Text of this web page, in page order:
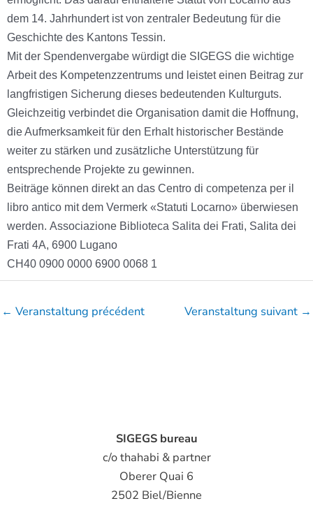
dem 14. Jahrhundert ist von zentraler Bedeutung für die
Geschichte des Kantons Tessin.
Mit der Spendenvergabe würdigt die SIGEGS die wichtige
Arbeit des Kompetenzzentrums und leistet einen Beitrag zur
langfristigen Sicherung dieses bedeutenden Kulturguts.
Gleichzeitig verbindet die Organisation damit die Hoffnung,
die Aufmerksamkeit für den Erhalt historischer Bestände
weiter zu stärken und zusätzliche Unterstützung für
entsprechende Projekte zu gewinnen.
Beiträge können direkt an das Centro di competenza per il
libro antico mit dem Vermerk «Statuti Locarno» überwiesen
werden. Associazione Biblioteca Salita dei Frati, Salita dei
Frati 4A, 6900 Lugano
CH40 0900 0000 6900 0068 1
← Veranstaltung précédent Veranstaltung suivant →
SIGEGS bureau
c/o thahabi & partner
Oberer Quai 6
2502 Biel/Bienne